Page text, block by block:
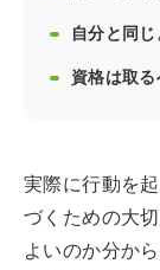
自分と同
資格は取る
実際に行動を
づくための大
よいのか分か